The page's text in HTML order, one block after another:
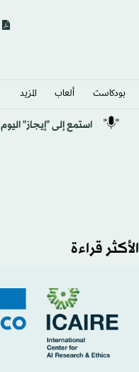
بودكاست ألعاب المزيد
استمع إلى "إيجاز" اليوم
الأكثر قراءة